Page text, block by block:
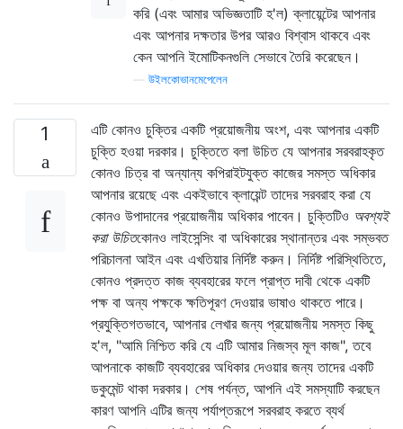
করি (এবং আমার অভিজ্ঞতাটি হ'ল) ​​ক্লায়েন্টের আপনার
এবং আপনার দক্ষতার উপর আরও বিশ্বাস থাকবে এবং
কেন আপনি ইমোটিকনগুলি সেভাবে তৈরি করেছেন।
উইলকোভানমেপেলেন
1
এটি কোনও চুক্তির একটি প্রয়োজনীয় অংশ, এবং আপনার একটি
চুক্তি হওয়া দরকার। চুক্তিতে বলা উচিত যে আপনার সরবরাহকৃত
কোনও চিত্র বা অন্যান্য কপিরাইটযুক্ত কাজের সমস্ত অধিকার
আপনার রয়েছে এবং একইভাবে ক্লায়েন্ট তাদের সরবরাহ করা যে
কোনও উপাদানের প্রয়োজনীয় অধিকার পাবেন। চুক্তিটিও অবশ্যই
করা উচিতকোনও লাইসেন্সিং বা অধিকারের স্থানান্তর এবং সম্ভবত
পরিচালনা আইন এবং এখতিয়ার নির্দিষ্ট করুন। নির্দিষ্ট পরিস্থিতিতে,
কোনও প্রদত্ত কাজ ব্যবহারের ফলে প্রাপ্ত দাবী থেকে একটি
পক্ষ বা অন্য পক্ষকে ক্ষতিপূরণ দেওয়ার ভাষাও থাকতে পারে।
প্রযুক্তিগতভাবে, আপনার লেখার জন্য প্রয়োজনীয় সমস্ত কিছু
হ'ল, "আমি নিশ্চিত করি যে এটি আমার নিজস্ব মূল কাজ", তবে
আপনাকে কাজটি ব্যবহারের অধিকার দেওয়ার জন্য তাদের একটি
ডকুমেন্ট থাকা দরকার। শেষ পর্যন্ত, আপনি এই সমস্যাটি করছেন
কারণ আপনি এটির জন্য পর্যাপ্তরূপে সরবরাহ করতে ব্যর্থ